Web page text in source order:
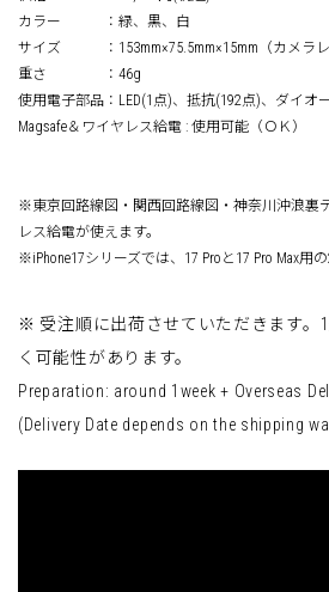
カラー ：緑、黒、白
サイズ ：153mm×75.5mm×15mm（カメラレ
重さ ：46g
使用電子部品：LED(1点)、抵抗(192点)、ダイオ
Magsafe＆ワイヤレス給電 : 使用可能（ＯＫ）
※東京回路線図・関西回路線図・神奈川沖浪裏
レス給電が使えます。
※iPhone17シリーズでは、17 Proと17 Pro Max用
※ 受注順に出荷させていただきます。
く可能性があります。
Preparation: around 1week + Overseas
(Delivery Date depends on the shipping